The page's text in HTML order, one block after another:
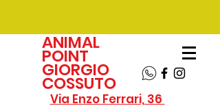
ANIMAL
POINT
GIORGIO
COSSUTO
Via Enzo Ferrari, 36